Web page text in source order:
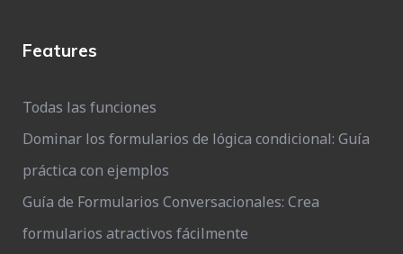
Features
Todas las funciones
Dominar los formularios de lógica condicional: Guía
práctica con ejemplos
Guía de Formularios Conversacionales: Crea
formularios atractivos fácilmente